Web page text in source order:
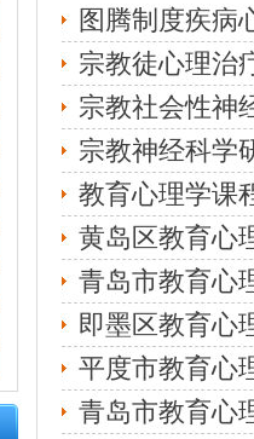
图腾制度疾病
宗教徒心理治
宗教社会性神
宗教神经科学
教育心理学课
黄岛区教育心
青岛市教育心
即墨区教育心
平度市教育心
青岛市教育心